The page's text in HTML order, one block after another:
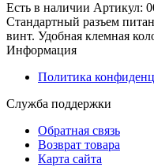
Есть в наличии Артикул:
Стандартный разъем
винт. Удобная клемная
Информация
Политика
Служба поддержки
Обратная связь
Возврат товара
Карта сайта